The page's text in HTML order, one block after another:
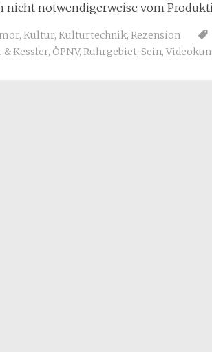
nicht notwendigerweise vom
, Kultur, Kulturtechnik, Rezension
& Kessler, ÖPNV,Ruhrgebiet, Sein,